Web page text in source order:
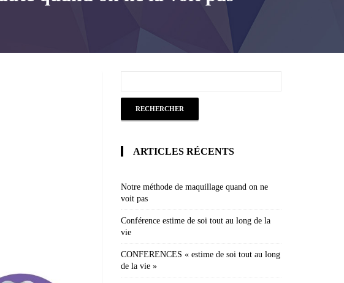
ARTICLES RÉCENTS
Notre méthode de maquillage quand on ne
voit pas
Conférence estime de soi tout au long de la
vie
CONFERENCES « estime de soi tout au long
de la vie »